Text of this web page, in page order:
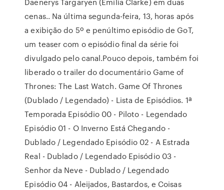
cenas.. Na última segunda-feira, 13, horas após
a exibição do 5º e penúltimo episódio de GoT,
um teaser com o episódio final da série foi
divulgado pelo canal.Pouco depois, também foi
liberado o trailer do documentário Game of
Thrones: The Last Watch. Game Of Thrones
(Dublado / Legendado) - Lista de Episódios. 1ª
Temporada Episódio 00 - Piloto - Legendado
Episódio 01 - O Inverno Está Chegando -
Dublado / Legendado Episódio 02 - A Estrada
Real - Dublado / Legendado Episódio 03 -
Senhor da Neve - Dublado / Legendado
Episódio 04 - Aleijados, Bastardos, e Coisas